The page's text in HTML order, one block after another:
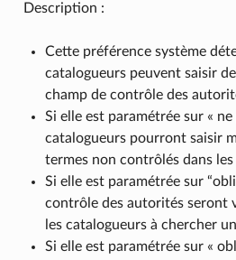
Description :
Cette préférence système
catalogueurs peuvent saisir
champ de contrôle des
Si elle est paramétrée sur «
catalogueurs pourront saisir
termes non contrôlés dans
Si elle est paramétrée sur
contrôle des autorités seront
les catalogueurs à chercher
Si elle est paramétrée sur «